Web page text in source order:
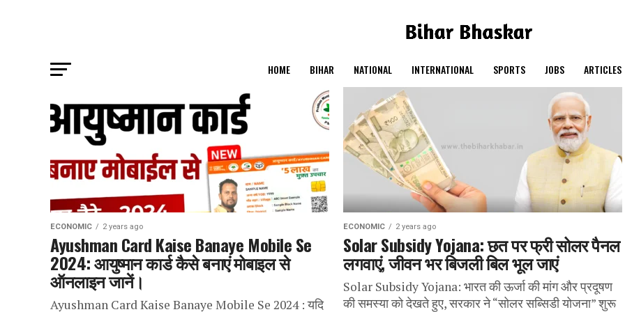
HOME BIHAR NATIONAL INTERNATIONAL SPORTS JOBS ARTICLES
ECONOMIC 2 years ago
Ayushman Card Kaise Banaye Mobile Se
2024: आयुष्मान कार्ड कैसे बनाएं मोबाइल से
ऑनलाइन जानें।
Ayushman Card Kaise Banaye Mobile Se 2024 : यदि
ECONOMIC 2 years ago
Solar Subsidy Yojana: छत पर फ्री सोलर पैनल
लगवाएं, जीवन भर बिजली बिल भूल जाएं
Solar Subsidy Yojana: भारत की ऊर्जा की मांग और प्रदूषण
की समस्या को देखते हुए, सरकार ने “सोलर सब्सिडी योजना” शुरू